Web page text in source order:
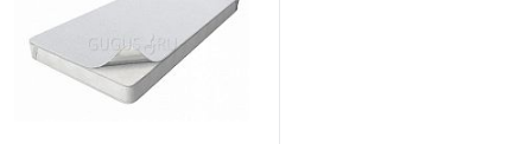
В избранное
По запросу